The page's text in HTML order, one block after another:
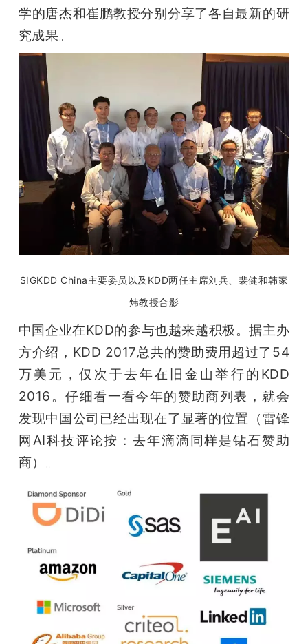
学的唐杰和崔鹏教授分别分享了各自最新的研
究成果。
SIGKDD China主要委员以及KDD两任主席刘兵、裴健和韩家
炜教授合影
中国企业在KDD的参与也越来越积极。据主办
方介绍，KDD 2017总共的赞助费用超过了54
万美元，仅次于去年在旧金山举行的KDD
2016。仔细看一看今年的赞助商列表，就会
发现中国公司已经出现在了显著的位置（雷锋
网AI科技评论按：去年滴滴同样是钻石赞助
商）。